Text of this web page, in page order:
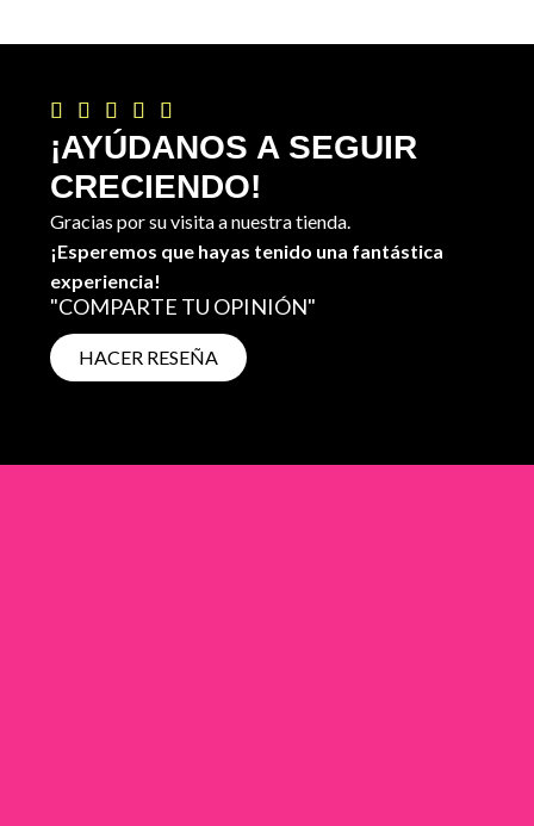
    
¡AYÚDANOS A SEGUIR
CRECIENDO!
Gracias por su visita a nuestra tienda.
¡Esperemos que hayas tenido una fantástica
experiencia!
"COMPARTE TU OPINIÓN"
HACER RESEÑA